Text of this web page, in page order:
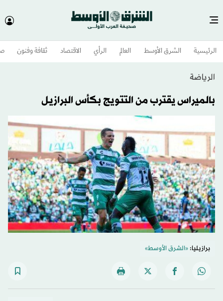
الرئيسية الشرق الأوسط​ العالم الرأي الاقتصاد ثقافة وفنون
الرياضة
بالميراس يقترب من التتويج بكأس البرازيل
برازيليا:«الشرق الأوسط»